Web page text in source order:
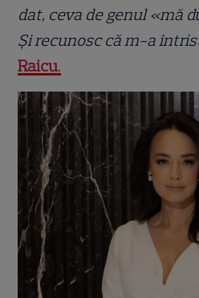
dat, ceva de genul «mă
Și recunosc că m-a
Raicu.